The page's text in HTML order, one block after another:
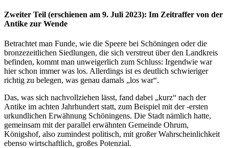
Zweiter Teil (erschienen am 9. Juli 2023): Im Zeitraffer von der
Antike zur Wende
Betrachtet man Funde, wie die Speere bei Schöningen oder die
bronzezeitlichen Siedlungen, die sich verstreut über den Landkreis
befinden, kommt man unweigerlich zum Schluss: Irgendwie war
hier schon immer was los. Allerdings ist es deutlich schwieriger
richtig zu belegen, was genau damals „los war“.
Das, was sich nachvollziehen lässt, fand dabei „kurz“ nach der
Antike im achten Jahrhundert statt, zum Beispiel mit der -ersten
urkundlichen Erwähnung Schöningens. Die Stadt nämlich hatte,
gemeinsam mit der parallel erwähnten Gemeinde Ohrum,
Königshof, also zumindest politisch, mit großer Wahrscheinlichkeit
ebenso wirtschaftlich, großes Potenzial.